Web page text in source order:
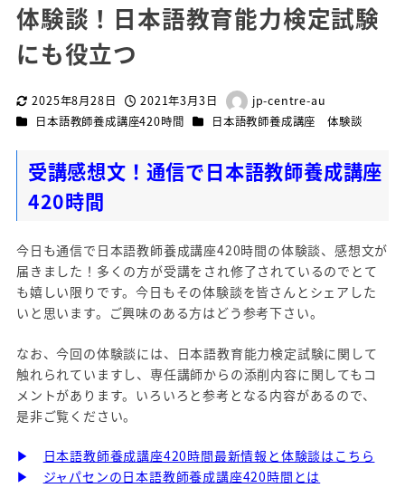
体験談！日本語教育能力検定試験
にも役立つ
更新日2025年8月28日 投稿日2021年3月3日
著
者
jp-centre-au
カテゴリー
日本語教師養成講座420時間 カテゴリー
日本語教師養成講座 体験談
受講感想文！通信で日本語教師養成講座
420時間
今日も通信で日本語教師養成講座420時間の体験談、感想文が
届きました！多くの方が受講をされ修了されているのでとて
も嬉しい限りです。今日もその体験談を皆さんとシェアした
いと思います。ご興味のある方はどう参考下さい。
なお、今回の体験談には、日本語教育能力検定試験に関して
触れられていますし、専任講師からの添削内容に関してもコ
メントがあります。いろいろと参考となる内容があるので、
是非ご覧ください。
▶
日本語教師養成講座420時間最新情報と体験談はこちら
▶
ジャパセンの日本語教師養成講座420時間とは